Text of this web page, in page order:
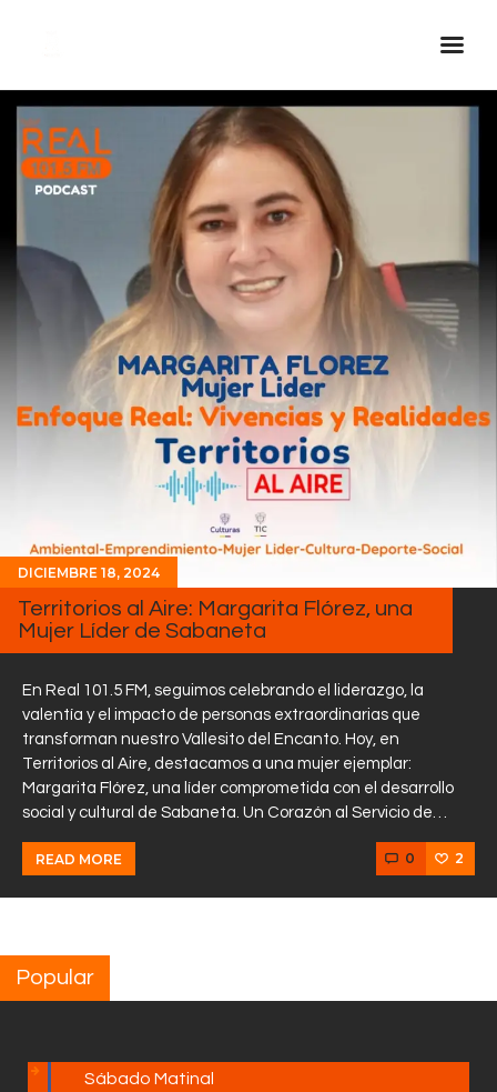
Inicio Real FM
Streaming
En Vivo
Descarga La APP
Programas
Noticias
Equipo
Sobre Nosotros
Contactos
DICIEMBRE 18, 2024
Territorios al Aire: Margarita Flórez, una
Mujer Líder de Sabaneta
En Real 101.5 FM, seguimos celebrando el liderazgo, la
valentía y el impacto de personas extraordinarias que
transforman nuestro Vallesito del Encanto. Hoy, en
Territorios al Aire, destacamos a una mujer ejemplar:
Margarita Flórez, una líder comprometida con el desarrollo
social y cultural de Sabaneta. Un Corazón al Servicio de…
READ MORE 0 2
Popular
Sábado Matinal